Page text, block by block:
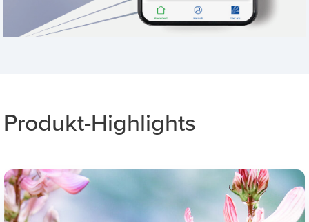
Produkt-Highlights